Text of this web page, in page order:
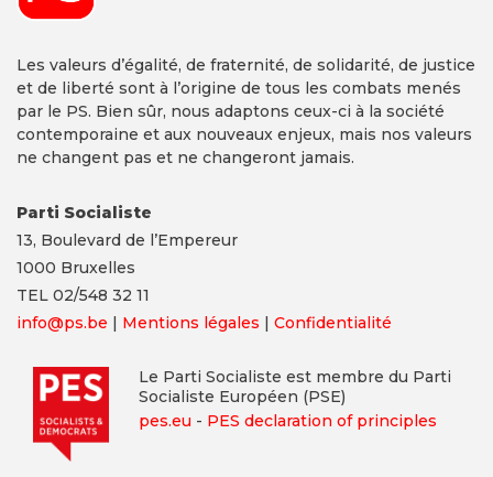
Les valeurs d’égalité, de fraternité, de solidarité, de justice
et de liberté sont à l’origine de tous les combats menés
par le PS. Bien sûr, nous adaptons ceux-ci à la société
contemporaine et aux nouveaux enjeux, mais nos valeurs
ne changent pas et ne changeront jamais.
Parti Socialiste
13, Boulevard de l’Empereur
1000 Bruxelles
TEL 02/548 32 11
info@ps.be | Mentions légales | Confidentialité
Le Parti Socialiste est membre du Parti
Socialiste Européen (PSE)
pes.eu - PES declaration of principles